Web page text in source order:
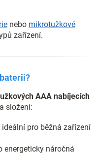
nebo mikrotužkové
zařízení.
AAA nabíjecích
složení:
ideální pro běžná zařízení
energeticky náročná